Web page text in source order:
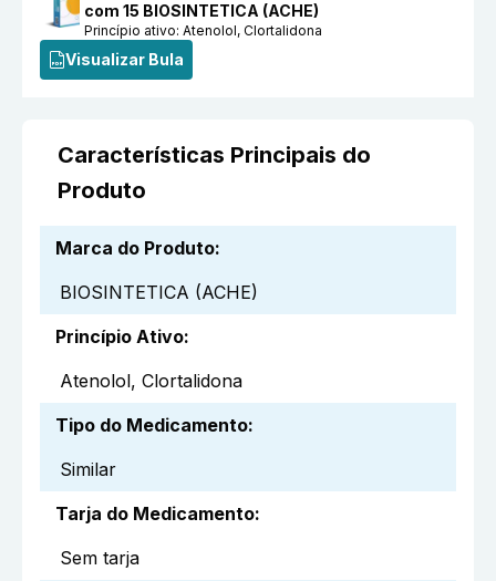
com 15 BIOSINTETICA (ACHE)
Princípio ativo:Atenolol, Clortalidona
Visualizar Bula
Características Principais do
Produto
Marca do Produto:
BIOSINTETICA (ACHE)
Princípio Ativo:
Atenolol, Clortalidona
Tipo do Medicamento:
Similar
Tarja do Medicamento:
Sem tarja